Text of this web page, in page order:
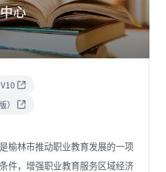
心
）
榆林市推动职业教育发展的一项
件，增强职业教育服务区域经济